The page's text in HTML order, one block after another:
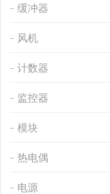
缓冲器
风机
计数器
监控器
模块
热电偶
电源